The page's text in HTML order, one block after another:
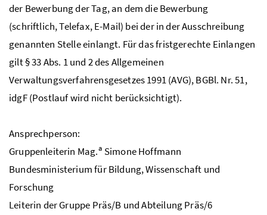
der Bewerbung der Tag, an dem die Bewerbung
(schriftlich, Telefax, E-Mail) bei der in der Ausschreibung
genannten Stelle einlangt. Für das fristgerechte Einlangen
gilt§33Abs. 1 und 2 des Allgemeinen
Verwaltungsverfahrensgesetzes 1991 (AVG),BGBl. Nr. 51,
idgF(Postlauf wird nicht berücksichtigt).
Ansprechperson:
Gruppenleiterin Mag.a Simone Hoffmann
Bundesministerium für Bildung, Wissenschaft und
Forschung
Leiterin der Gruppe Präs/B und Abteilung Präs/6